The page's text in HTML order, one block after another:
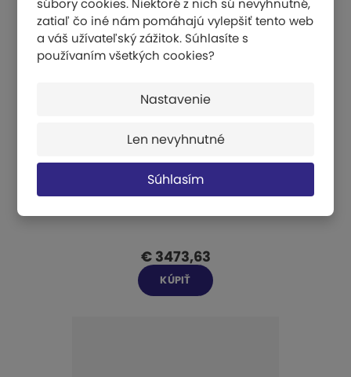
súbory cookies. Niektoré z nich sú nevyhnutné,
zatiaľ čo iné nám pomáhajú vylepšiť tento web
a váš užívateľský zážitok. Súhlasíte s
používaním všetkých cookies?
Nastavenie
Len nevyhnutné
Súhlasím
€ 3473,63
KÚPIŤ